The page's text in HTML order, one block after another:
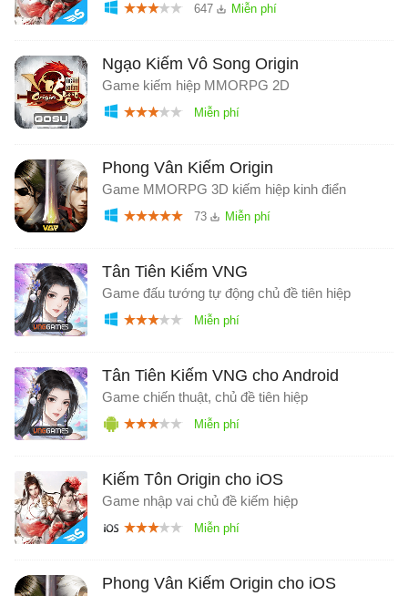
647
Ngạo Kiếm Vô Song Origin
Game kiếm hiệp MMORPG 2D
Phong Vân Kiếm Origin
Game MMORPG 3D kiếm hiệp kinh điển
73
Tân Tiên Kiếm VNG
Game đấu tướng tự động chủ đề tiên hiệp
Tân Tiên Kiếm VNG cho Android
Game chiến thuật, chủ đề tiên hiệp
Kiếm Tôn Origin cho iOS
Game nhập vai chủ đề kiếm hiệp
Phong Vân Kiếm Origin cho iOS